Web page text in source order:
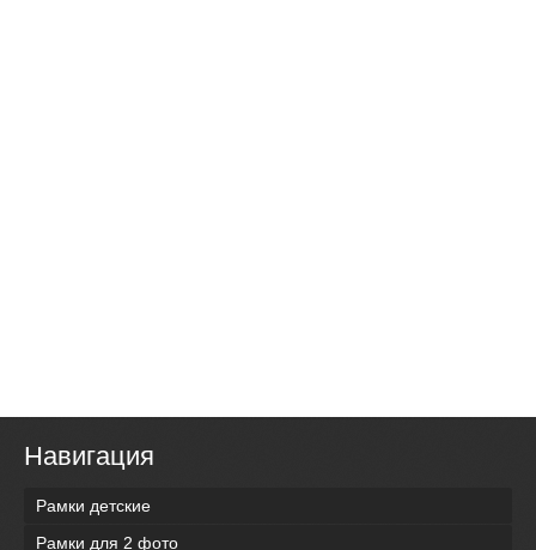
Навигация
Рамки детские
Рамки для 2 фото